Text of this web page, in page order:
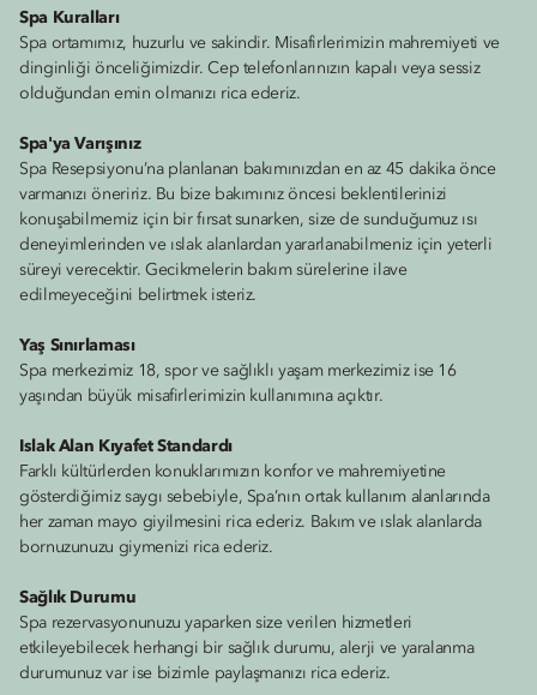
Spa Kuralları
Spa ortamımız, huzurlu ve sakindir. Misafirlerimizin mahremiyeti ve
dinginliği önceliğimizdir. Cep telefonlarınızın kapalı veya sessiz
olduğundan emin olmanızı rica ederiz.
Spa'ya Varışınız
Spa Resepsiyonu’na planlanan bakımınızdan en az 45 dakika önce
varmanızı öneririz. Bu bize bakımınız öncesi beklentilerinizi
konuşabilmemiz için bir fırsat sunarken, size de sunduğumuz ısı
deneyimlerinden ve ıslak alanlardan yararlanabilmeniz için yeterli
süreyi verecektir. Gecikmelerin bakım sürelerine ilave
edilmeyeceğini belirtmek isteriz.
Yaş Sınırlaması
Spa merkezimiz 18, spor ve sağlıklı yaşam merkezimiz ise 16
yaşından büyük misafirlerimizin kullanımına açıktır.
Islak Alan Kıyafet Standardı
Farklı kültürlerden konuklarımızın konfor ve mahremiyetine
gösterdiğimiz saygı sebebiyle, Spa’nın ortak kullanım alanlarında
her zaman mayo giyilmesini rica ederiz. Bakım ve ıslak alanlarda
bornuzunuzu giymenizi rica ederiz.
Sağlık Durumu
Spa rezervasyonunuzu yaparken size verilen hizmetleri
etkileyebilecek herhangi bir sağlık durumu, alerji ve yaralanma
durumunuz var ise bizimle paylaşmanızı rica ederiz.